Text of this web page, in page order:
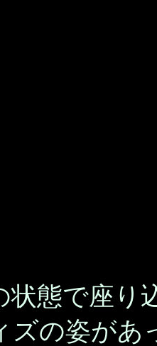
状態で座り
ズの姿があ